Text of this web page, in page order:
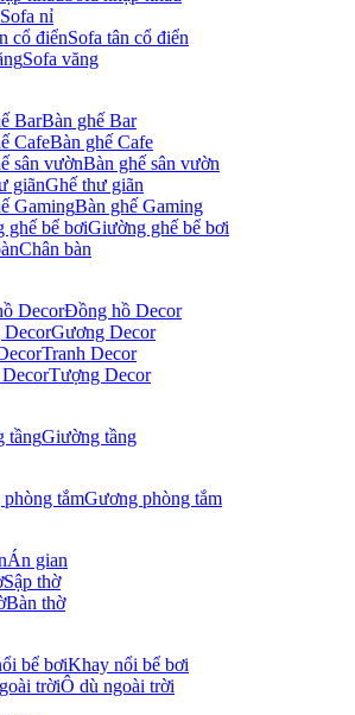
Sofa nỉ
Sofa tân cổ điển
Sofa văng
Bàn ghế Bar
Bàn ghế Cafe
Bàn ghế sân vườn
Ghế thư giãn
Bàn ghế Gaming
Giường ghế bể bơi
Chân bàn
Đồng hồ Decor
Gương Decor
Tranh Decor
Tượng Decor
Giường tầng
Gương phòng tắm
Án gian
Sập thờ
Bàn thờ
Khay nổi bể bơi
Ô dù ngoài trời